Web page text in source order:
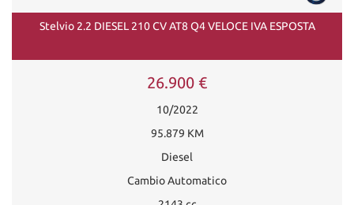
Stelvio 2.2 DIESEL 210 CV AT8 Q4 VELOCE IVA ESPOSTA
26.900 €
10/2022
95.879 KM
Diesel
Cambio Automatico